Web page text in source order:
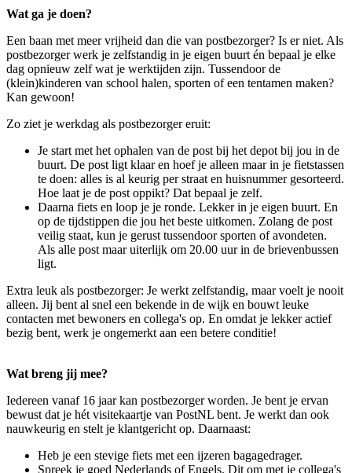
Wat ga je doen?
Een baan met meer vrijheid dan die van postbezorger? Is er niet. Als
postbezorger werk je zelfstandig in je eigen buurt én bepaal je elke
dag opnieuw zelf wat je werktijden zijn. Tussendoor de
(klein)kinderen van school halen, sporten of een tentamen maken?
Kan gewoon!
Zo ziet je werkdag als postbezorger eruit:
Je start met het ophalen van de post bij het depot bij jou in de
buurt. De post ligt klaar en hoef je alleen maar in je fietstassen
te doen: alles is al keurig per straat en huisnummer gesorteerd.
Hoe laat je de post oppikt? Dat bepaal je zelf.
Daarna fiets en loop je je ronde. Lekker in je eigen buurt. En
op de tijdstippen die jou het beste uitkomen. Zolang de post
veilig staat, kun je gerust tussendoor sporten of avondeten.
Als alle post maar uiterlijk om 20.00 uur in de brievenbussen
ligt.
Extra leuk als postbezorger: Je werkt zelfstandig, maar voelt je nooit
alleen. Jij bent al snel een bekende in de wijk en bouwt leuke
contacten met bewoners en collega's op. En omdat je lekker actief
bezig bent, werk je ongemerkt aan een betere conditie!
Wat breng jij mee?
Iedereen vanaf 16 jaar kan postbezorger worden. Je bent je ervan
bewust dat je hét visitekaartje van PostNL bent. Je werkt dan ook
nauwkeurig en stelt je klantgericht op. Daarnaast:
Heb je een stevige fiets met een ijzeren bagagedrager.
Spreek je goed Nederlands of Engels. Dit om met je collega's